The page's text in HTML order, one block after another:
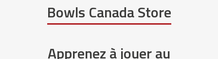
Bowls Canada Store
Apprenez à jouer au